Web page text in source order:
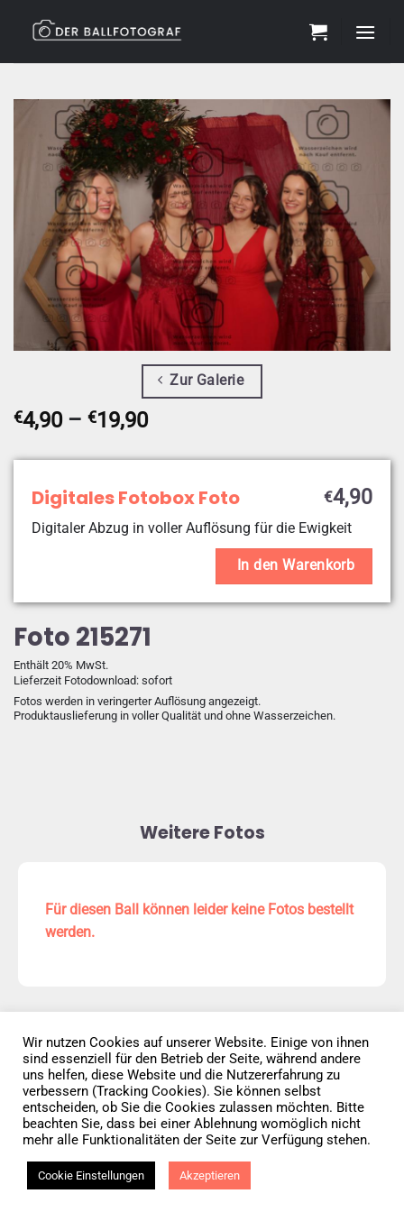
Zur Galerie
Foto 215271
€4,90 – €19,90Preisspanne:
bis
Enthält 20% MwSt.
Lieferzeit Fotodownload: sofort
Fotos werden in veringerter Auflösung angezeigt.
Produktauslieferung in voller Qualität und ohne Wasserzeichen.
Digitales Fotobox Foto €4,90
Digitaler Abzug in voller Auflösung für die Ewigkeit
In den Warenkorb
Weitere Fotos
Für diesen Ball können leider keine Fotos bestellt
werden.
© 2026 • Elephants 5
Datenschutz AGB Impressum
Vertrag widerrufen
Wir nutzen Cookies auf unserer Website. Einige von ihnen
sind essenziell für den Betrieb der Seite, während andere
uns helfen, diese Website und die Nutzererfahrung zu
verbessern (Tracking Cookies). Sie können selbst
entscheiden, ob Sie die Cookies zulassen möchten. Bitte
beachten Sie, dass bei einer Ablehnung womöglich nicht
mehr alle Funktionalitäten der Seite zur Verfügung stehen.
Cookie Einstellungen Akzeptieren